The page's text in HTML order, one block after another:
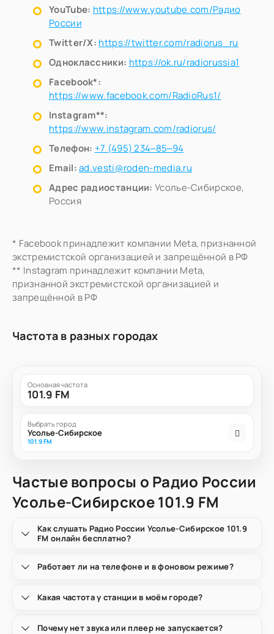
YouTube: https://www.youtube.com/Радио
России
Twitter/X: https://twitter.com/radiorus_ru
Одноклассники: https://ok.ru/radiorussia1
Facebook*:
https://www.facebook.com/RadioRus1/
Instagram**:
https://www.instagram.com/radiorus/
Телефон: +7 (495) 234‒85‒94
Email:ad.vesti@roden-media.ru
Адрес радиостанции: Усолье-Сибирское,
Россия
* Facebook принадлежит компании Meta, признанной
экстремистской организацией и запрещённой в РФ
** Instagram принадлежит компании Meta,
признанной экстремистской организацией и
запрещённой в РФ
Частота в разных городах
Основная частота
101.9 FM
Выбрать город
Усолье-Сибирское
101.9 FM
Частые вопросы о Радио России
Усолье-Сибирское 101.9 FM
Как слушать Радио России Усолье-Сибирское 101.9
FM онлайн бесплатно?
Работает ли на телефоне и в фоновом режиме?
Какая частота у станции в моём городе?
Почему нет звука или плеер не запускается?